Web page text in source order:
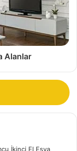
Yerler
alınıp
geçerli. İkinci ele
Alanlar